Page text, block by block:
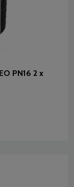
PN16 2 x